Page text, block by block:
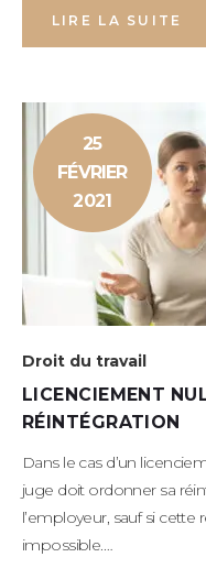
LIRE LA SUITE
25
FÉVRIER
2021
Droit du travail
LICENCIEMENT
RÉINTÉGRATION
Dans le cas d’un
juge doit ordonner sa
l’employeur, sauf si
impossible.…